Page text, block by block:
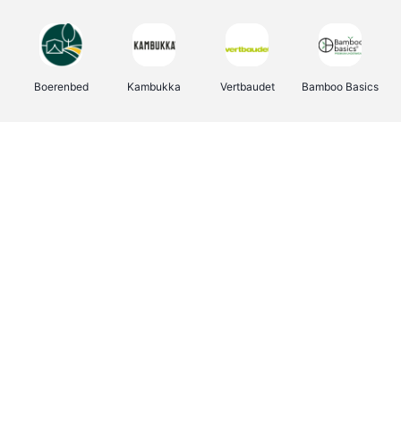
Boerenbed Kambukka Vertbaudet Bamboo Basics